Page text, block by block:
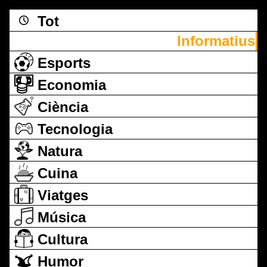
Tot
Informatius
Esports
Economia
Ciència
Tecnologia
Natura
Cuina
Viatges
Música
Cultura
Humor